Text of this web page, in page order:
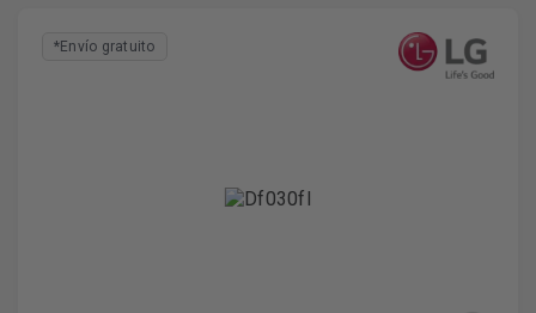
*Envío gratuito